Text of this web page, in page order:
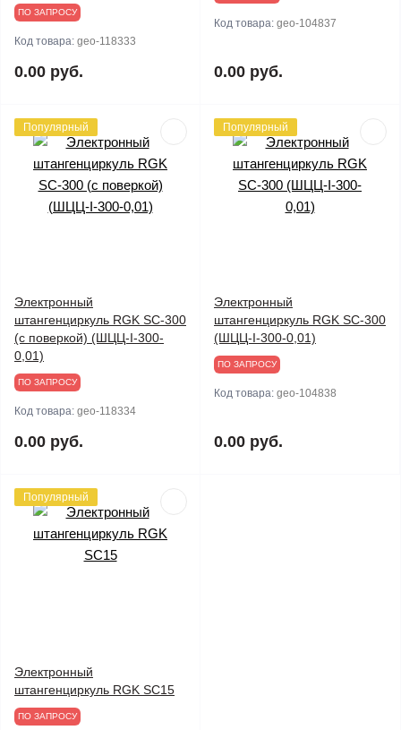
ПО ЗАПРОСУ
Код товара: geo-118333
0.00 руб.
Код товара: geo-104837
0.00 руб.
Популярный
Электронный
штангенциркуль RGK SC-300
(с поверкой) (ШЦЦ-I-300-
0,01)
ПО ЗАПРОСУ
Код товара: geo-118334
0.00 руб.
Популярный
Электронный
штангенциркуль RGK SC-300
(ШЦЦ-I-300-0,01)
ПО ЗАПРОСУ
Код товара: geo-104838
0.00 руб.
Популярный
Электронный
штангенциркуль RGK SC15
ПО ЗАПРОСУ